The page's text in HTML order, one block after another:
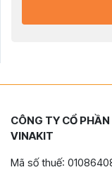
CÔNG TY CỔ
VINAKIT
Mã số thuế: